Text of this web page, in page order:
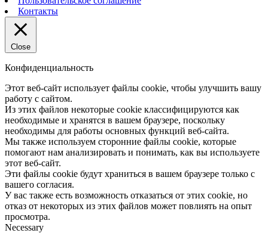
Контакты
Close
Конфиденциальность
Этот веб-сайт использует файлы cookie, чтобы улучшить вашу
работу с сайтом.
Из этих файлов некоторые cookie классифицируются как
необходимые и хранятся в вашем браузере, поскольку
необходимы для работы основных функций веб-сайта.
Мы также используем сторонние файлы cookie, которые
помогают нам анализировать и понимать, как вы используете
этот веб-сайт.
Эти файлы cookie будут храниться в вашем браузере только с
вашего согласия.
У вас также есть возможность отказаться от этих cookie, но
отказ от некоторых из этих файлов может повлиять на опыт
просмотра.
Necessary